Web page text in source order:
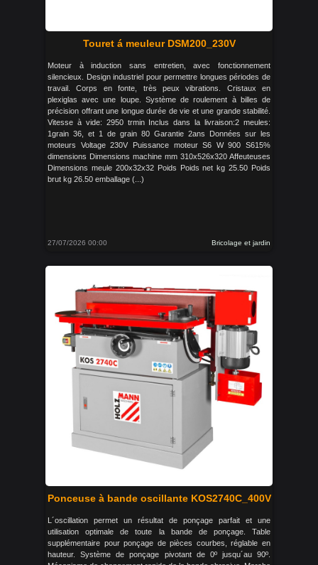
Touret á meuleur DSM200_230V
Moteur à induction sans entretien, avec fonctionnement
silencieux. Design industriel pour permettre longues périodes de
travail. Corps en fonte, très peux vibrations. Cristaux en
plexiglas avec une loupe. Système de roulement à billes de
précision offrant une longue durée de vie et une grande stabilité.
Vitesse à vide: 2950 trmin Inclus dans la livraison:2 meules:
1grain 36, et 1 de grain 80 Garantie 2ans Données sur les
moteurs Voltage 230V Puissance moteur S6 W 900 S615%
dimensions Dimensions machine mm 310x526x320 Affeuteuses
Dimensions meule 200x32x32 Poids Poids net kg 25.50 Poids
brut kg 26.50 emballage (...)
27/07/2026 00:00 Bricolage et jardin
Ponceuse à bande oscillante KOS2740C_400V
L´oscillation permet un résultat de ponçage parfait et une
utilisation optimale de toute la bande de ponçage. Table
supplémentaire pour ponçage de pièces courbes, réglable en
hauteur. Système de ponçage pivotant de 0º jusqu´au 90º.